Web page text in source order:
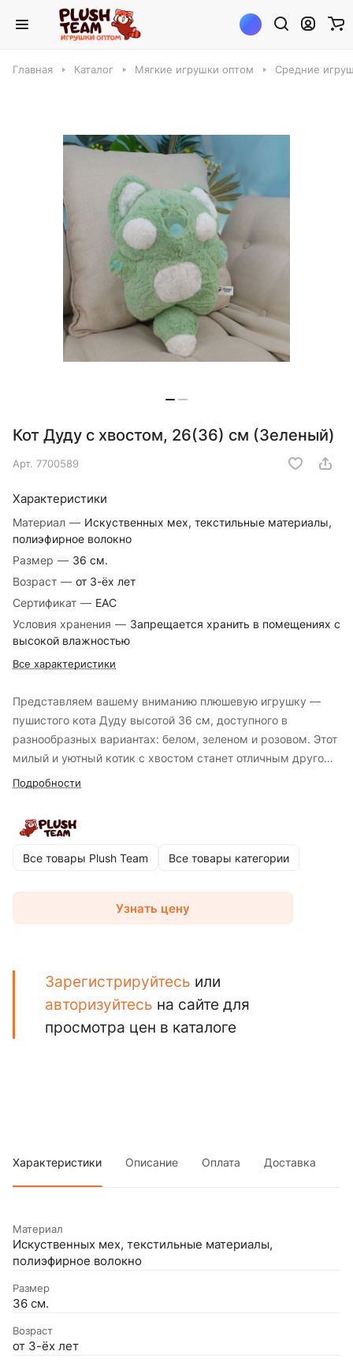
Главная Каталог Мягкие игрушки оптом Средние
Кот Дуду с хвостом, 26(36) см (Зеленый)
Арт. 7700589
Характеристики
Материал — Искуственных мех, текстильные материалы,
полиэфирное волокно
Размер — 36 см.
Возраст — от 3-ёх лет
Сертификат — EAC
Условия хранения — Запрещается хранить в помещениях с
высокой влажностью
Все характеристики
Представляем вашему вниманию плюшевую игрушку —
пушистого кота Дуду высотой 36 см, доступного в
разнообразных вариантах: белом, зеленом и розовом. Этот
милый и уютный котик с хвостом станет отличным другом
для вашего ребенка, привнося радость и тепло в каждый
Его нежная текстура и выразительный дизайн делают его
неотразимым и уникальным. Эта игрушка легко найдет
ребенка. Плюшевый кот Дуду — это превосходный
Подробности
Все товары Plush Team Все товары категории
Узнать цену
Зарегистрируйтесь или
авторизуйтесь на сайте для
просмотра цен в каталоге
Характеристики Описание Оплата Доставка
Материал
Искуственных мех, текстильные материалы,
полиэфирное волокно
Размер
36 см.
Возраст
от 3-ёх лет